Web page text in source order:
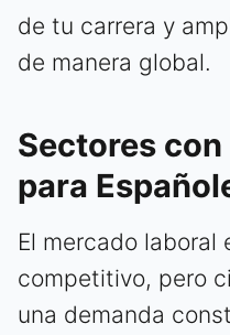
de tu carrera y
de manera global.
Sectores
para
El mercado laboral
competitivo, pero
una demanda